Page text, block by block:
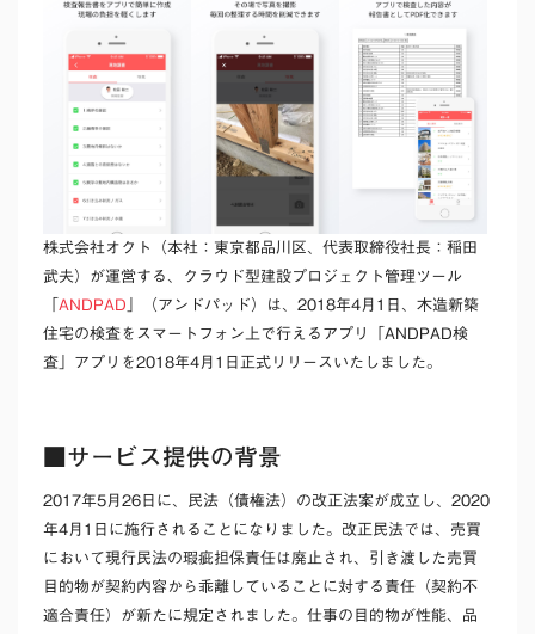
株式会社オクト（本社：東京都品川区、代表取締役社長：稲田
武夫）が運営する、クラウド型建設プロジェクト管理ツール
ANDPAD 」（アンドパッド）は、2018年4月1日、木造新築
住宅の検査をスマートフォン上で行えるアプリ「ANDPAD検
査」アプリを2018年4月1日正式リリースいたしました。
■サービス提供の背景
2017年5月26日に、民法（債権法）の改正法案が成立し、2020
年4月1日に施行されることになりました。改正民法では、売買
において現行民法の瑕疵担保責任は廃止され、引き渡した売買
目的物が契約内容から乖離していることに対する責任（契約不
適合責任）が新たに規定されました。仕事の目的物が性能、品